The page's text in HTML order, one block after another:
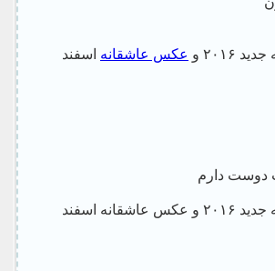
۲۰۱۶ و
عکس عاشقانه اسفند
دوست دارم
پیامک خیلی عاشقانه جدید ۲۰۱۶ و عکس عاشقانه اسفند